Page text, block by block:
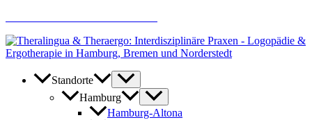
springen
Standorte
Hamburg
Hamburg-Altona